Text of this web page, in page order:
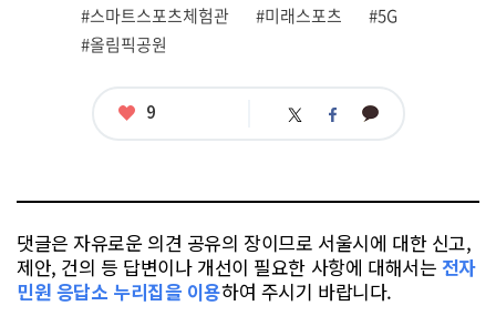
#스마트스포츠체험관
#미래스포츠
#5G
#올림픽공원
좋
9 트 페 카
댓글은 자유로운 의견 공유의 장이므로 서울시에 대한 신고,
제안, 건의 등 답변이나 개선이 필요한 사항에 대해서는 전자
민원 응답소 누리집을 이용하여 주시기 바랍니다.